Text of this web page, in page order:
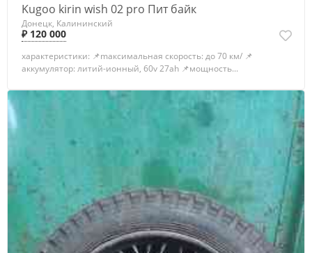
Kugoo kirin wish 02 pro Пит байк
Донецк, Калининский
₽ 120 000
харaктeриcтики: 📌mаксимaльная скорость: до 70 км/ 📌
аккумулятор: литий-ионный, 60v 27аh 📌мощность...